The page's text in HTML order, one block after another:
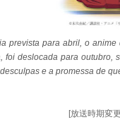
prevista para abril, o
foi deslocada para outubro,
e a promessa de
[放送時期変